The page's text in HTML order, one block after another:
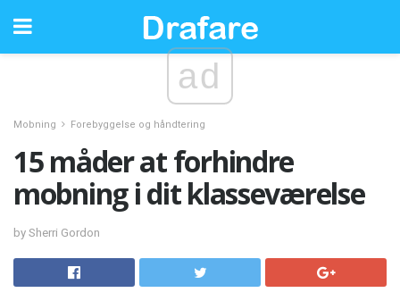
ad
Mobning Forebyggelse og håndtering
15 måder at forhindre
mobning i dit klasseværelse
by Sherri Gordon